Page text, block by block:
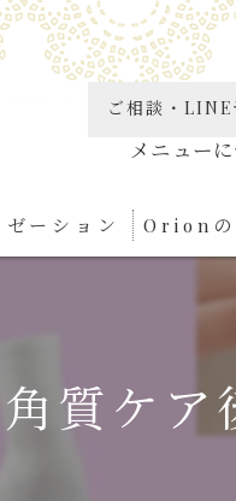
ご相談・LINE
ゼーション Orionの
角質ケア
足つぼ
質ケ